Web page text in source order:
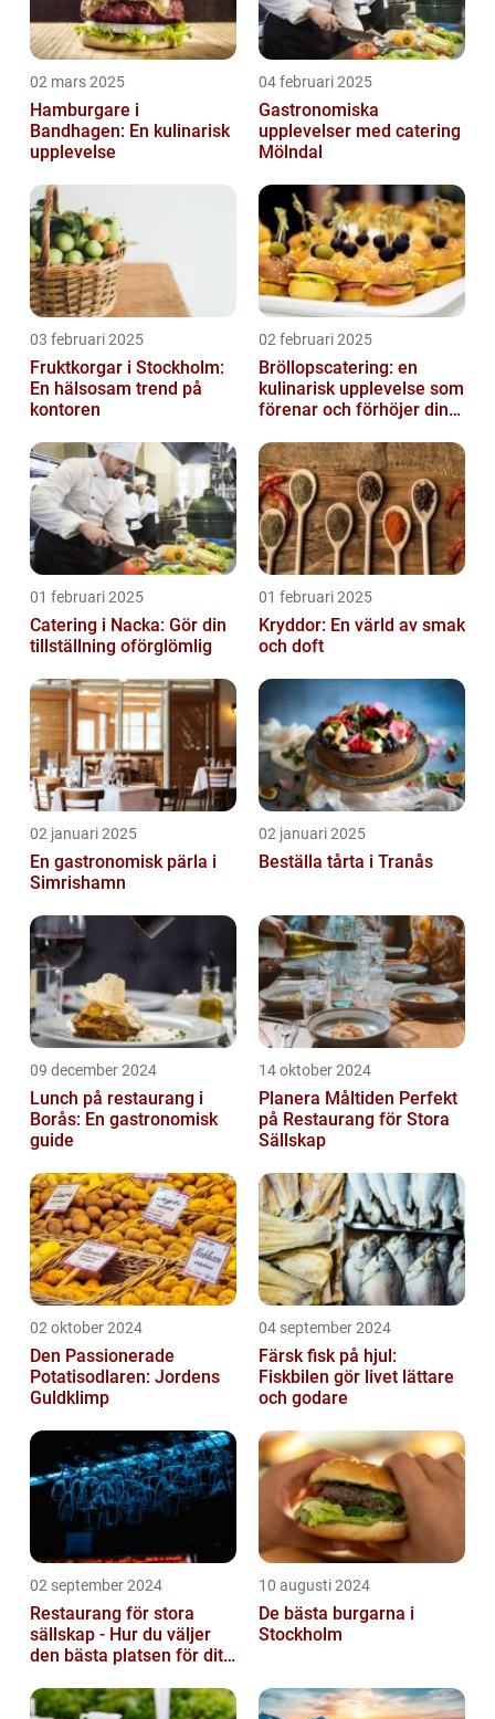
02 mars 2025
Hamburgare i
Bandhagen: En kulinarisk
upplevelse
04 februari 2025
Gastronomiska
upplevelser med catering
Mölndal
03 februari 2025
Fruktkorgar i Stockholm:
En hälsosam trend på
kontoren
02 februari 2025
Bröllopscatering: en
kulinarisk upplevelse som
förenar och förhöjer din
01 februari 2025
Catering i Nacka: Gör din
tillställning oförglömlig
01 februari 2025
Kryddor: En värld av smak
och doft
02 januari 2025
En gastronomisk pärla i
Simrishamn
02 januari 2025
Beställa tårta i Tranås
09 december 2024
Lunch på restaurang i
Borås: En gastronomisk
guide
14 oktober 2024
Planera Måltiden Perfekt
på Restaurang för Stora
Sällskap
02 oktober 2024
Den Passionerade
Potatisodlaren: Jordens
Guldklimp
04 september 2024
Färsk fisk på hjul:
Fiskbilen gör livet lättare
och godare
02 september 2024
Restaurang för stora
sällskap - Hur du väljer
den bästa platsen för ditt
10 augusti 2024
De bästa burgarna i
Stockholm